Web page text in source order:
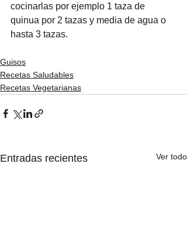
cocinarlas por ejemplo 1 taza de
quinua por 2 tazas y media de agua o
hasta 3 tazas.
Guisos
Recetas Saludables
Recetas Vegetarianas
Entradas recientes Ver todo